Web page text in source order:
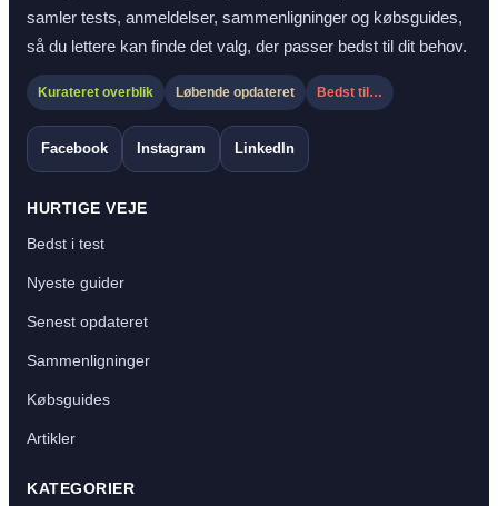
samler tests, anmeldelser, sammenligninger og købsguides,
så du lettere kan finde det valg, der passer bedst til dit behov.
Kurateret overblik Løbende opdateret Bedst til…
Facebook Instagram LinkedIn
HURTIGE VEJE
Bedst i test
Nyeste guider
Senest opdateret
Sammenligninger
Købsguides
Artikler
KATEGORIER